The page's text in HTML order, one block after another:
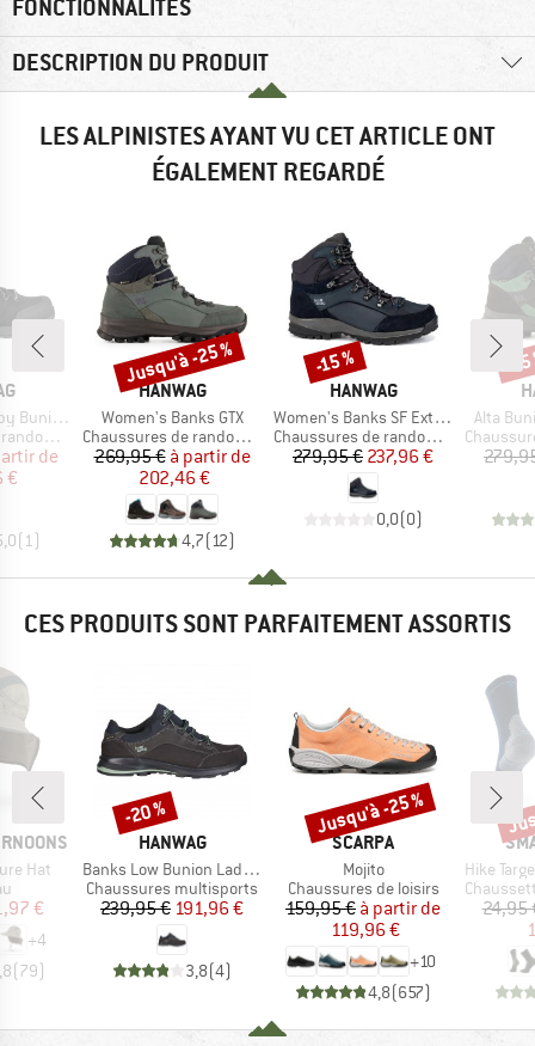
FONCTIONNALITÉS
DESCRIPTION DU PRODUIT
LES ALPINISTES AYANT VU CET ARTICLE ONT
ÉGALEMENT REGARDÉ
GTX
réduit
de
€
( 1)
MARQUE
HANWAG
Article
Women's Banks GTX
Product group
Chaussures de randonnée
Prix
269,95 € Prix réduit
à partir de
202,46 €
4,7( 12)
Remise
Jusqu'à -25 %
MARQUE
HANWAG
Article
Women's Banks SF Extra LL
Product group
Chaussures de randonnée
Prix
279,95 €Prix réduit
237,96 €
0,0(0)
Remise
-15 %
Article
Alta
Product
-
CES PRODUITS SONT PARFAITEMENT ASSORTIS
Hat
réduit
€
+4
(79)
MARQUE
HANWAG
Article
Banks Low Bunion Lady GTX
Product group
Chaussures multisports
Prix
239,95 €Prix réduit
191,96 €
3,8(4)
Remise
-20 %
MARQUE
SCARPA
Article
Mojito
Product group
Chaussures de loisirs
Prix
159,95 € Prix réduit
à partir de
119,96 €
+10
4,8(657)
Remise
Jusqu'à -25 %
Article
Hike Targeted
Product
24,95